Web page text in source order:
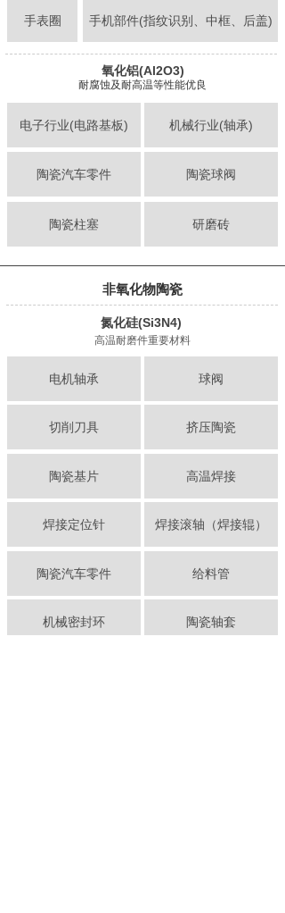
手机部件(指纹识别、中框、后盖)
手表圈
氧化铝(Al2O3)
耐腐蚀及耐高温等性能优良
机械行业(轴承)
电子行业(电路基板)
陶瓷球阀
陶瓷汽车零件
陶瓷柱塞 研磨砖
非氧化物陶瓷
氮化硅(Si3N4)
高温耐磨件重要材料
球阀
电机轴承
切削刀具 挤压陶瓷
陶瓷基片 高温焊接
焊接定位针 焊接滚轴（焊接辊）
给料管
陶瓷汽车零件
机械密封环 陶瓷轴套